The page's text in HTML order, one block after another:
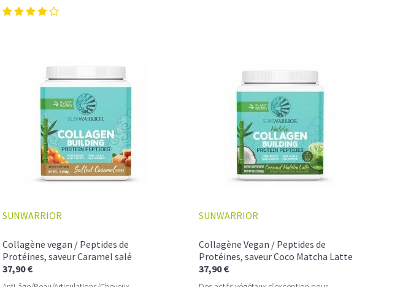
SUNWARRIOR
Collagène vegan / Peptides de
Protéines, saveur Caramel salé
37,90 €
SUNWARRIOR
Collagène Vegan / Peptides de
Protéines, saveur Coco Matcha Latte
37,90 €